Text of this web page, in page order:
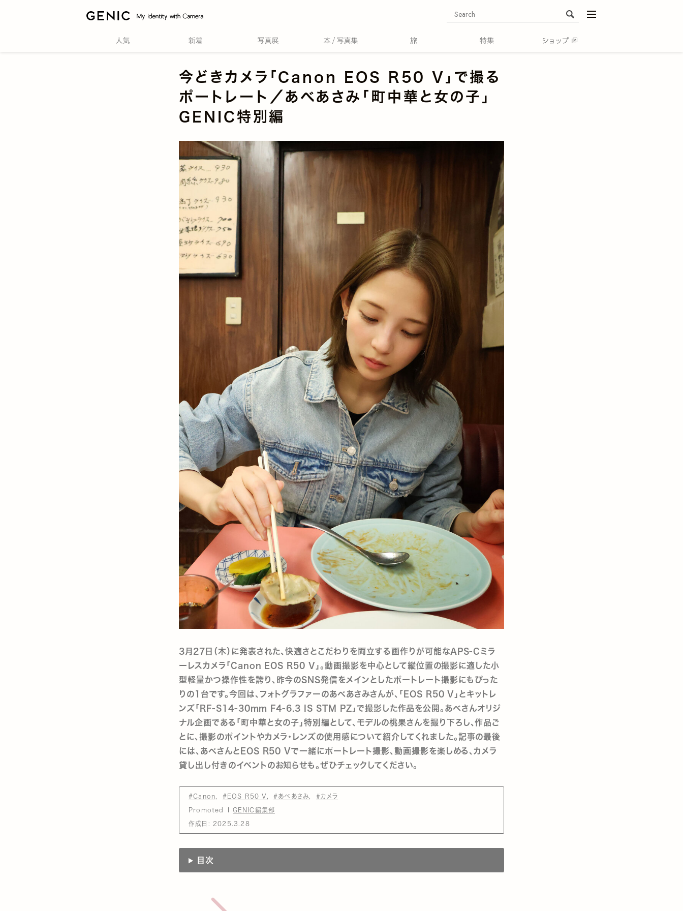
今どきカメラ「Canon EOS R50 V」で撮る
ポートレート／あべあさみ「町中華と女の子」
GENIC特別編
3月27日（木）に発表された、快適さとこだわりを両立する画作りが可能なAPS-Cミラ
ーレスカメラ「Canon EOS R50 V」。動画撮影を中心として縦位置の撮影に適した小
型軽量かつ操作性を誇り、昨今のSNS発信をメインとしたポートレート撮影にもぴった
りの1台です。今回は、フォトグラファーのあべあさみさんが、「EOS R50 V」とキットレ
ンズ「RF-S14-30mm F4-6.3 IS STM PZ」で撮影した作品を公開。あべさんオリジ
ナル企画である「町中華と女の子」特別編として、モデルの桃果さんを撮り下ろし、作品ご
とに、撮影のポイントやカメラ・レンズの使用感について紹介してくれました。記事の最後
には、あべさんとEOS R50 Vで一緒にポートレート撮影、動画撮影を楽しめる、カメラ
貸し出し付きのイベントのお知らせも。ぜひチェックしてください。
#Canon #EOS R50 V #あべあさみ #カメラ
Promoted GENIC編集部
作成日: 2025.3.28
目次